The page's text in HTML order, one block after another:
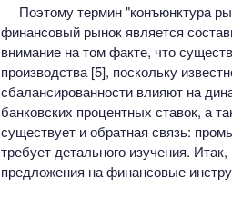
Поэтому термин "конъюнктура
финансовый рынок является
внимание на том факте, что
производства [5], поскольку
сбалансированности влияют на
банковских процентных ставок, а
существует и обратная связь:
требует детального изучения.
предложения на финансовые